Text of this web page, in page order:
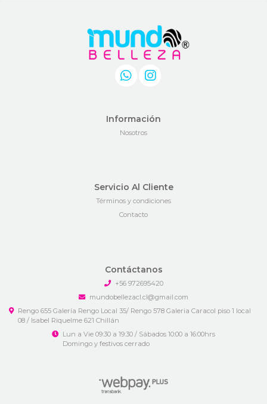
Información
Nosotros
Servicio Al Cliente
Términos y condiciones
Contacto
Contáctanos
+56 972695420
mundobellezacl.cl@gmail.com
Rengo 655 Galería Rengo Local 35/ Rengo 578 Galeria Caracol piso 1 local
08 / Isabel Riquelme 621 Chillán
Lun a Vie 09:30 a 19:30 / Sábados 10:00 a 16:00hrs
Domingo y festivos cerrado